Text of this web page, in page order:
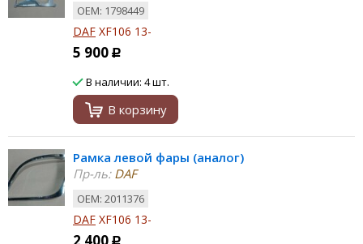
ОЕМ: 1798449
DAF XF106 13-
5 900 Р
В наличии: 4 шт.
В корзину
Рамка левой фары (аналог)
Пр-ль:DAF
ОЕМ: 2011376
DAF XF106 13-
Р